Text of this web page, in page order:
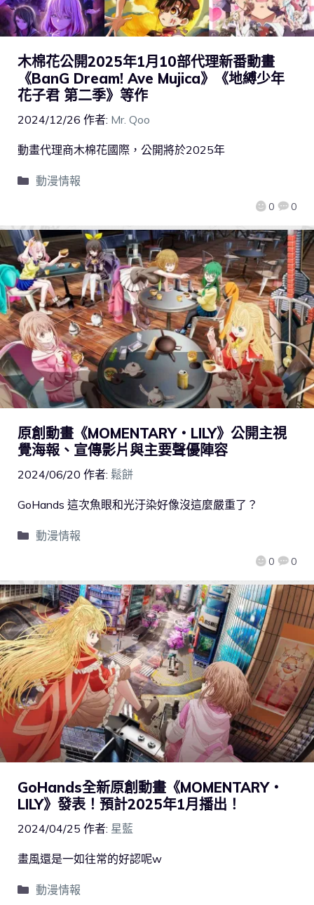
木棉花公開2025年1月10部代理新番動畫
《BanG Dream! Ave Mujica》《地縛少年
花子君 第二季》等作
2024/12/26 作者: Mr. Qoo
0 0
動畫代理商木棉花國際，公開將於2025年
動漫情報
原創動畫《MOMENTARY・LILY》公開主視
覺海報、宣傳影片與主要聲優陣容
2024/06/20 作者: 鬆餅
0 0
GoHands 這次魚眼和光汙染好像沒這麼嚴重了？
動漫情報
GoHands全新原創動畫《MOMENTARY・
LILY》發表！預計2025年1月播出！
2024/04/25 作者: 星藍
畫風還是一如往常的好認呢w
動漫情報